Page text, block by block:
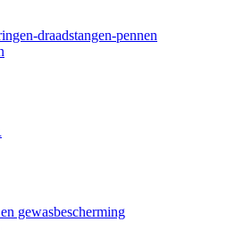
draadstangen-pennen
gewasbescherming